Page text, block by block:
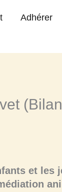
Adhérer
et les